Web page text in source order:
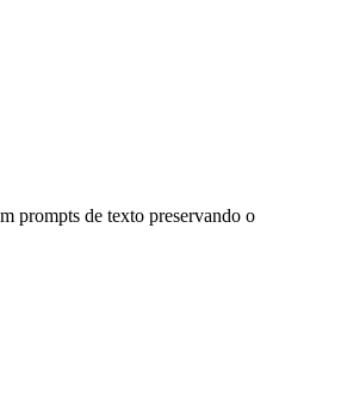
prompts de texto preservando o